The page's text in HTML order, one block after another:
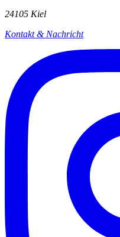
24105 Kiel
Kontakt & Nachricht